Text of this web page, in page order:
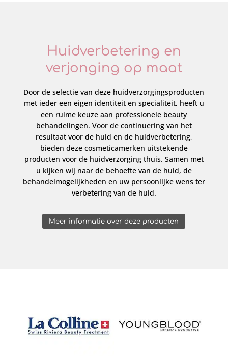
Huidverbetering en
verjonging op maat
Door de selectie van deze huidverzorgingsproducten
met ieder een eigen identiteit en specialiteit, heeft u
een ruime keuze aan professionele beauty
behandelingen. Voor de continuering van het
resultaat voor de huid en de huidverbetering,
bieden deze cosmeticamerken uitstekende
producten voor de huidverzorging thuis. Samen met
u kijken wij naar de behoefte van de huid, de
behandelmogelijkheden en uw persoonlijke wens ter
verbetering van de huid.
Meer informatie over deze producten